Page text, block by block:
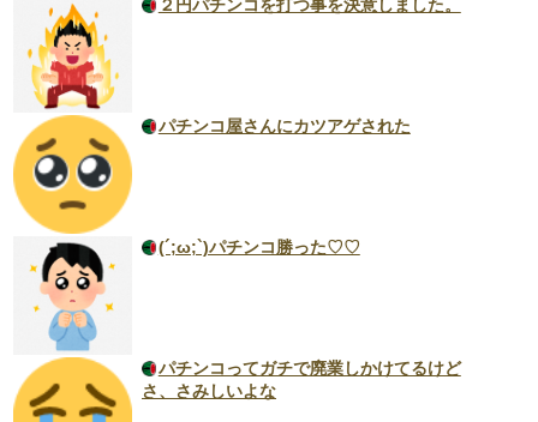
２円パチンコを打つ事を決意しました。
パチンコ屋さんにカツアゲされた
(´;ω;`)パチンコ勝った♡♡
パチンコってガチで廃業しかけてるけど
さ、さみしいよな